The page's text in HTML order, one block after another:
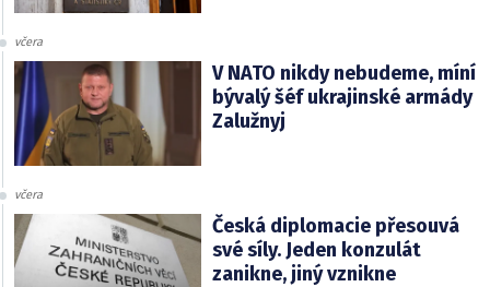
včera
V NATO nikdy nebudeme, míní
bývalý šéf ukrajinské armády
Zalužnyj
včera
Česká diplomacie přesouvá
své síly. Jeden konzulát
zanikne, jiný vznikne